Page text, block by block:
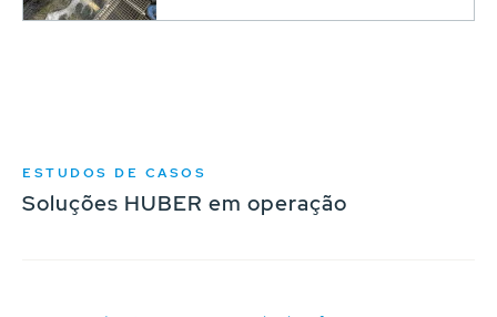
ESTUDOS DE CASOS
Soluções HUBER em operação